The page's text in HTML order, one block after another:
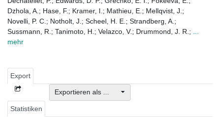
Dzhola, A. ; Hase, F. ; Kramer, I. ; Mathieu, E. ; Mellqvist, J. ;
Novelli, P. C. ; Notholt, J. ; Scheel, H. E. ; Strandberg, A. ;
Sussmann, R. ; Tanimoto, H. ; Velazco, V. ; Drummond, J. R. ;
mehr
Export
Exportieren als ...
Statistiken